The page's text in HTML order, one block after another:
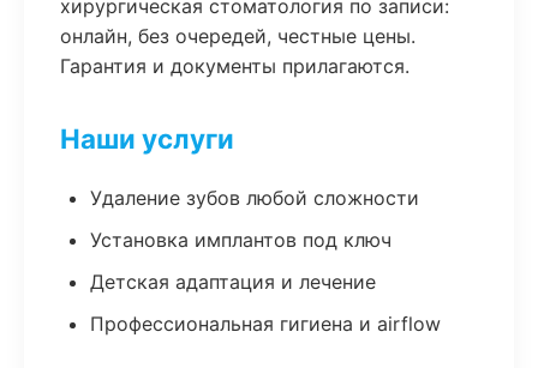
хирургическая стоматология по записи:
онлайн, без очередей, честные цены.
Гарантия и документы прилагаются.
Наши услуги
Удаление зубов любой сложности
Установка имплантов под ключ
Детская адаптация и лечение
Профессиональная гигиена и airflow